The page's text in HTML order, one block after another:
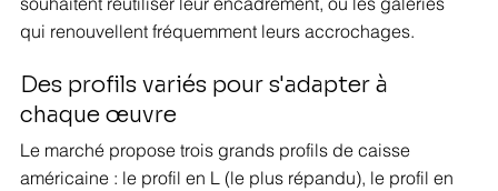
qui renouvellent fréquemment leurs accrochages.
Des profils variés pour s'adapter à
chaque œuvre
Le marché propose trois grands profils de caisse
américaine : le profil en L (le plus répandu), le profil en